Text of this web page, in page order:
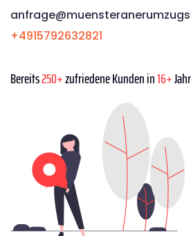
+4915792632821
Bereits250+zufriedene Kunden in16+